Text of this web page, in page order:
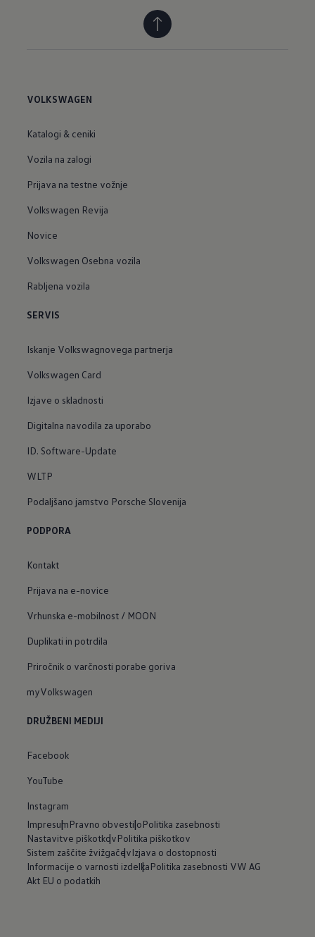
VOLKSWAGEN
Katalogi & ceniki
Vozila na zalogi
Prijava na testne vožnje
Volkswagen Revija
Novice
Volkswagen Osebna vozila
Rabljena vozila
SERVIS
Iskanje Volkswagnovega partnerja
Volkswagen Card
Izjave o skladnosti
Digitalna navodila za uporabo
ID. Software-Update
WLTP
Podaljšano jamstvo Porsche Slovenija
PODPORA
Kontakt
Prijava na e-novice
Vrhunska e-mobilnost / MOON
Duplikati in potrdila
Priročnik o varčnosti porabe goriva
myVolkswagen
DRUŽBENI MEDIJI
Facebook
YouTube
Instagram
ImpresumPravno obvestiloPolitika zasebnosti
Nastavitve piškotkovPolitika piškotkov
Sistem zaščite žvižgačevIzjava o dostopnosti
Informacije o varnosti izdelkaPolitika zasebnosti VW AG
Akt EU o podatkih